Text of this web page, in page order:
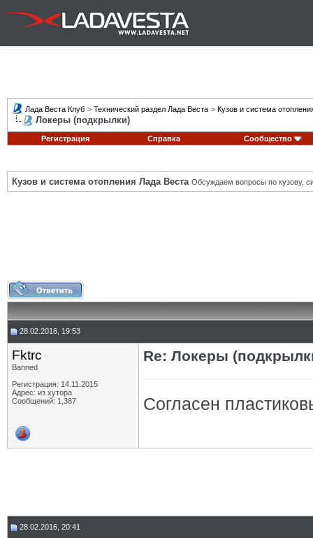
Лада Веста Клуб > Технический раздел Лада Веста > Кузов и система
Локеры (подкрылки)
Регистрация Справка Сообщество
Кузов и система отопления Лада Веста Обсуждаем вопросы по кузову,
28.02.2016, 19:53
Fktrc
Banned
Регистрация: 14.11.2015
Адрес: из хутора
Сообщений: 1,387
Re: Локеры
Согласен
28.02.2016, 20:41